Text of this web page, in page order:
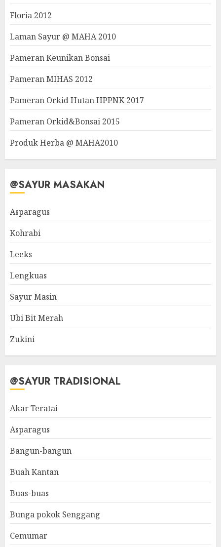
Floria 2012
Laman Sayur @ MAHA 2010
Pameran Keunikan Bonsai
Pameran MIHAS 2012
Pameran Orkid Hutan HPPNK 2017
Pameran Orkid&Bonsai 2015
Produk Herba @ MAHA2010
@SAYUR MASAKAN
Asparagus
Kohrabi
Leeks
Lengkuas
Sayur Masin
Ubi Bit Merah
Zukini
@SAYUR TRADISIONAL
Akar Teratai
Asparagus
Bangun-bangun
Buah Kantan
Buas-buas
Bunga pokok Senggang
Cemumar